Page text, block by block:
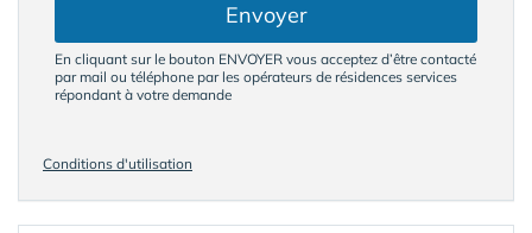
Envoyer
En cliquant sur le bouton ENVOYER vous acceptez d’être contacté
par mail ou téléphone par les opérateurs de résidences services
répondant à votre demande
Conditions d'utilisation